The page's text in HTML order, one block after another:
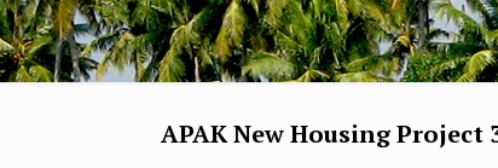
APAK New Housing